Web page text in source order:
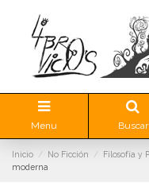
Menu Buscar
Inicio No Ficción Filosofía y
moderna